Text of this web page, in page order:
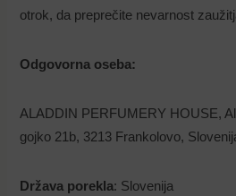
otrok, da preprečite nevarnost
Odgovorna oseba:
ALADDIN PERFUMERY HOUSE,
gojko 21b, 3213 Frankolovo,
Država porekla: Slovenija